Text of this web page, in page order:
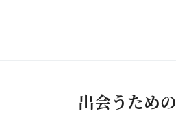
出会うための